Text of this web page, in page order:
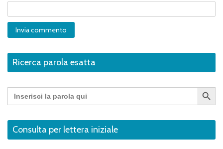
Ricerca parola esatta
Search
for:
Search Button
Consulta per lettera iniziale